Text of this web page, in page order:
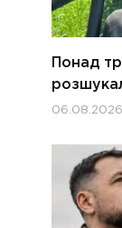
Понад
06.08.2026